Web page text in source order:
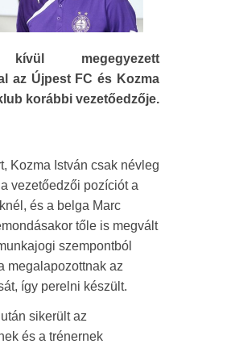
megegyezett
az Újpest FC és Kozma
korábbi vezetőedzője.
Kozma István csak névleg
vezetőedzői pozíciót a
és a belga Marc
tőle is megvált
szempontból
megalapozottnak az
így perelni készült.
sikerült az
és a trénernek